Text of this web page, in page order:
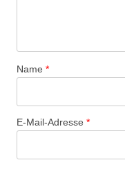
Name *
E-Mail-Adresse *